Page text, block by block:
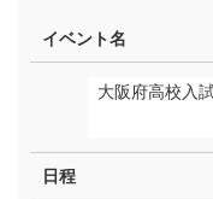
イベント名
日程